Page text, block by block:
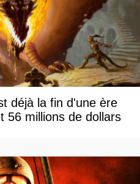
déjà la fin d'une ère
56 millions de dollars